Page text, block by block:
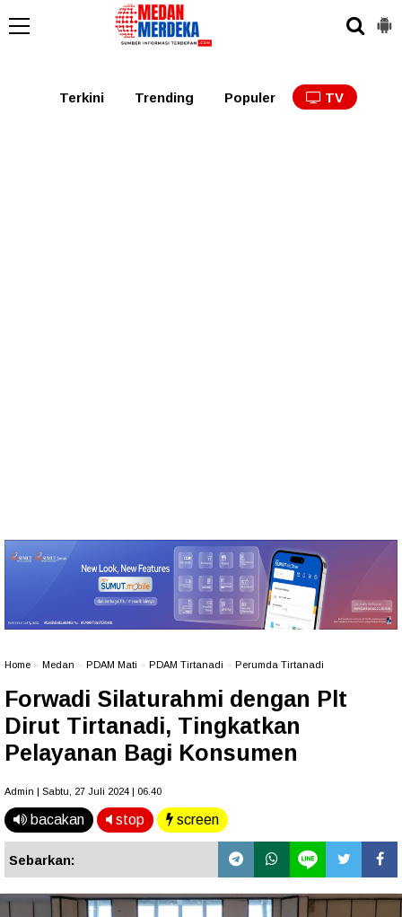
Tabagsel Tapanuli
Terkini Trending Populer TV
Home Medan PDAM Mati PDAM Tirtanadi Perumda Tirtanadi
Forwadi Silaturahmi dengan Plt
Dirut Tirtanadi, Tingkatkan
Pelayanan Bagi Konsumen
Admin | Sabtu, 27 Juli 2024 | 06.40
bacakan stop screen
Sebarkan: